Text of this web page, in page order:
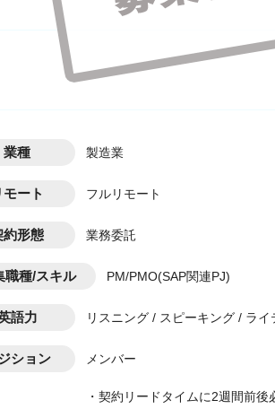
業種 製造業
モート フルリモート
約形態 業務委託
職種/スキル PM/PMO(SAP関連PJ)
語力 リスニング / スピーキング / ラ
ション メンバー
・契約リードタイムに2週間前後